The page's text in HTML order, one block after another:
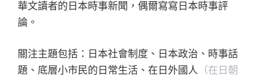
華文讀者的日本時事新聞，偶爾寫寫日本時事評
論。
關注主題包括：日本社會制度、日本政治、時事話
題、底層小市民的日常生活、在日外國人
（在日朝